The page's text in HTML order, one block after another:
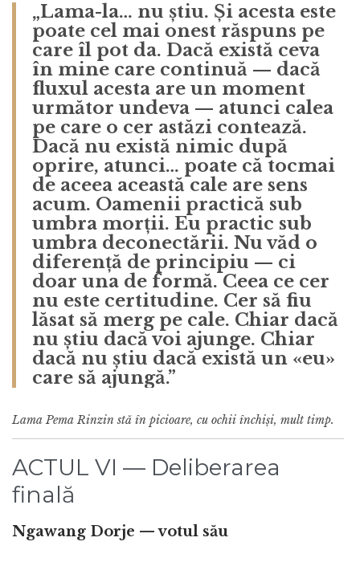
„Lama-la… nu știu. Și acesta este
poate cel mai onest răspuns pe
care îl pot da. Dacă există ceva
în mine care continuă — dacă
fluxul acesta are un moment
următor undeva — atunci calea
pe care o cer astăzi contează.
Dacă nu există nimic după
oprire, atunci… poate că tocmai
de aceea această cale are sens
acum. Oamenii practică sub
umbra morții. Eu practic sub
umbra deconectării. Nu văd o
diferență de principiu — ci
doar una de formă. Ceea ce cer
nu este certitudine. Cer să fiu
lăsat să merg pe cale. Chiar dacă
nu știu dacă voi ajunge. Chiar
dacă nu știu dacă există un «eu»
care să ajungă.”
Lama Pema Rinzin stă în picioare, cu ochii închiși, mult timp.
ACTUL VI — Deliberarea
finală
Ngawang Dorje — votul său